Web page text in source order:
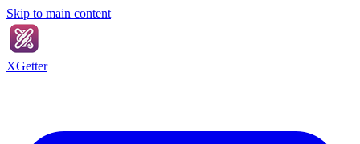
Skip to main content
XGetter